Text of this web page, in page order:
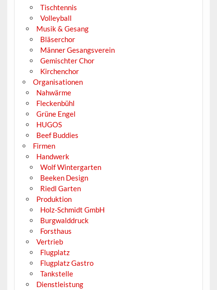
Tischtennis
Volleyball
Musik & Gesang
Bläserchor
Männer Gesangsverein
Gemischter Chor
Kirchenchor
Organisationen
Nahwärme
Fleckenbühl
Grüne Engel
HUGOS
Beef Buddies
Firmen
Handwerk
Wolf Wintergarten
Beeken Design
Riedl Garten
Produktion
Holz-Schmidt GmbH
Burgwalddruck
Forsthaus
Vertrieb
Flugplatz
Flugplatz Gastro
Tankstelle
Dienstleistung